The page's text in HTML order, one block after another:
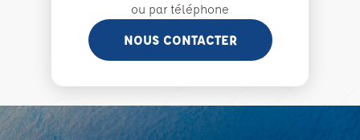
ou par téléphone
NOUS CONTACTER